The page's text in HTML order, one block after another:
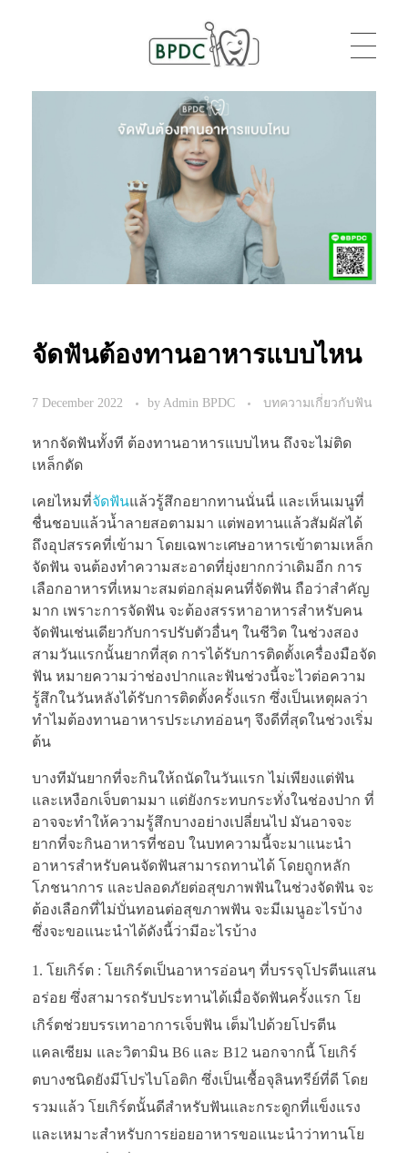
BPDC
จัดฟันต้องทานอาหารแบบไหน
7 December 2022 byAdmin BPDC บทความเกี่ยวกับฟัน
หากจัดฟันทั้งที ต้องทานอาหารแบบไหน ถึงจะไม่ติด
เหล็กดัด
เคยไหมที่จัดฟันแล้วรู้สึกอยากทานนั่นนี่ และเห็นเมนูที่
ชื่นชอบแล้วน้ำลายสอตามมา แต่พอทานแล้วสัมผัสได้
ถึงอุปสรรคที่เข้ามา โดยเฉพาะเศษอาหารเข้าตามเหล็ก
จัดฟัน จนต้องทำความสะอาดที่ยุ่งยากกว่าเดิมอีก การ
เลือกอาหารที่เหมาะสมต่อกลุ่มคนที่จัดฟัน ถือว่าสำคัญ
มาก เพราะการจัดฟัน จะต้องสรรหาอาหารสำหรับคน
จัดฟันเช่นเดียวกับการปรับตัวอื่นๆ ในชีวิต ในช่วงสอง
สามวันแรกนั้นยากที่สุด การได้รับการติดตั้งเครื่องมือจัด
ฟัน หมายความว่าช่องปากและฟันช่วงนี้จะไวต่อความ
รู้สึกในวันหลังได้รับการติดตั้งครั้งแรก ซึ่งเป็นเหตุผลว่า
ทำไมต้องทานอาหารประเภทอ่อนๆ จึงดีที่สุดในช่วงเริ่ม
ต้น
บางทีมันยากที่จะกินให้ถนัดในวันแรก ไม่เพียงแต่ฟัน
และเหงือกเจ็บตามมา แต่ยังกระทบกระทั่งในช่องปาก ที่
อาจจะทำให้ความรู้สึกบางอย่างเปลี่ยนไป มันอาจจะ
ยากที่จะกินอาหารที่ชอบ ในบทความนี้จะมาแนะนำ
อาหารสำหรับคนจัดฟันสามารถทานได้ โดยถูกหลัก
โภชนาการ และปลอดภัยต่อสุขภาพฟันในช่วงจัดฟัน จะ
ต้องเลือกที่ไม่บั่นทอนต่อสุขภาพฟัน จะมีเมนูอะไรบ้าง
ซึ่งจะขอแนะนำได้ดังนี้ว่ามีอะไรบ้าง
โยเกิร์ต : โยเกิร์ตเป็นอาหารอ่อนๆ ที่บรรจุโปรตีนแสน
อร่อย ซึ่งสามารถรับประทานได้เมื่อจัดฟันครั้งแรก โย
เกิร์ตช่วยบรรเทาอาการเจ็บฟัน เต็มไปด้วยโปรตีน
แคลเซียม และวิตามิน B6 และ B12 นอกจากนี้ โยเกิร์
ตบางชนิดยังมีโปรไบโอติก ซึ่งเป็นเชื้อจุลินทรีย์ที่ดี โดย
รวมแล้ว โยเกิร์ตนั้นดีสำหรับฟันและกระดูกที่แข็งแรง
และเหมาะสำหรับการย่อยอาหารขอแนะนำว่าทานโย